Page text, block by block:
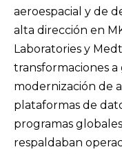
aeroespacial y de
alta dirección en
Laboratories y
transformaciones a
modernización de
plataformas de
programas
respaldaban